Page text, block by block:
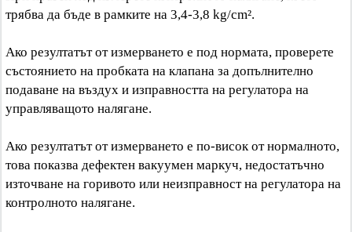
трябва да бъде в рамките на 3,4-3,8 kg/cm².
Ако резултатът от измерването е под нормата, проверете
състоянието на пробката на клапана за допълнително
подаване на въздух и изправността на регулатора на
управляващото налягане.
Ако резултатът от измерването е по-висок от нормалното,
това показва дефектен вакуумен маркуч, недостатъчно
източване на горивото или неизправност на регулатора на
контролното налягане.